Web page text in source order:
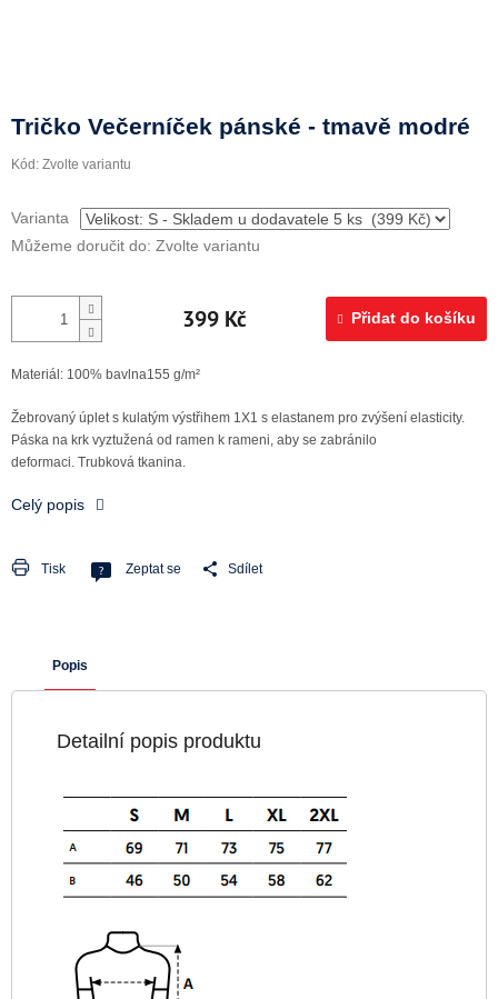
Tričko Večerníček pánské - tmavě modré
Kód: Zvolte variantu
Varianta
Můžeme doručit do: Zvolte variantu
399 Kč Přidat do košíku
Materiál: 100% bavlna155 g/m²
Žebrovaný úplet s kulatým výstřihem 1X1 s elastanem pro zvýšení elasticity.
Páska na krk vyztužená od ramen k rameni, aby se zabránilo
deformaci. Trubková tkanina.
Celý popis
Tisk Zeptat se Sdílet
Popis
Detailní popis produktu